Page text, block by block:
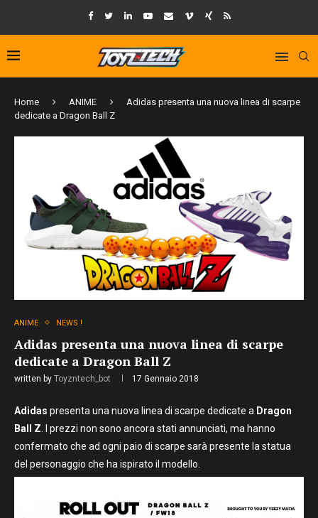
Home ANIME
Adidas presenta una nuova linea di scarpe
dedicate a Dragon Ball Z
ANIME NEWS !
Adidas presenta una nuova linea di scarpe
dedicate a Dragon Ball Z
written by Toyzntech_bot 17 Gennaio 2018
Adidas presenta una nuova linea di scarpe dedicate a Dragon
Ball Z . I prezzi non sono ancora stati annunciati, ma hanno
confermato che ad ogni paio di scarpe sarà presente la statua
del personaggio che ha ispirato il modello.